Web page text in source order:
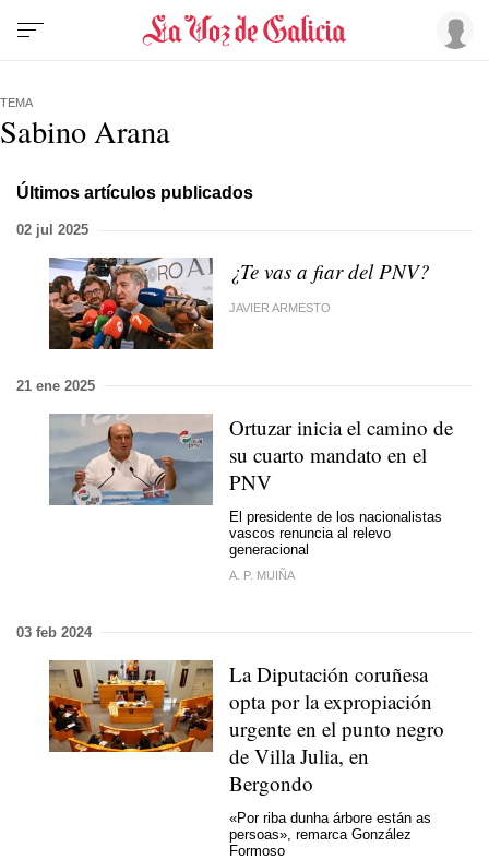
TEMA
Sabino Arana
Últimos artículos publicados
02 jul 2025
¿Te vas a fiar del PNV?
JAVIER ARMESTO
21 ene 2025
Ortuzar inicia el camino de
su cuarto mandato en el
PNV
El presidente de los nacionalistas
vascos renuncia al relevo
generacional
A. P. MUIÑA
03 feb 2024
La Diputación coruñesa
opta por la expropiación
urgente en el punto negro
de Villa Julia, en
Bergondo
«Por riba dunha árbore están as
persoas», remarca González
Formoso